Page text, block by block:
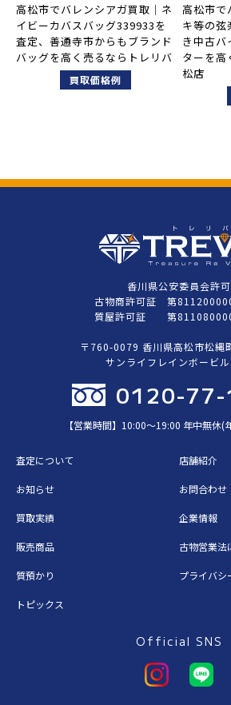
高松市でバレンシアガ買取｜ネ
イビーカバスバッグ339933を
査定、善通寺市からもブランド
バッグを高く売るならトレリバ
買取価格例
高松市で
キ等の弦
き中古バ
ターを高
松店
香川県公安委員会許可
古物商許可証 第
質屋許可証 第
〒760-0079 香川県高松市松縄
サンライフレインボービ
0120-
【営業時間】10:00〜19:00 年中無休(
査定について 店舗紹介
お知らせ お問合わせ
買取実績 企業情報
販売商品 古物営業法
質預かり プライバシ
トピックス
Official SNS